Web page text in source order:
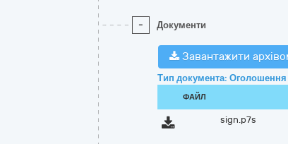
- Документи
Завантажити
Тип документа: Оголошення
ФАЙЛ
sign.p7s